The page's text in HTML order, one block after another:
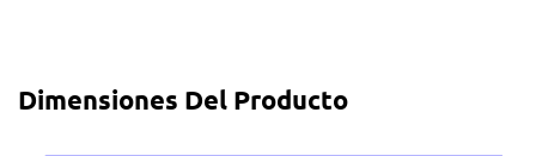
Dimensiones Del Producto